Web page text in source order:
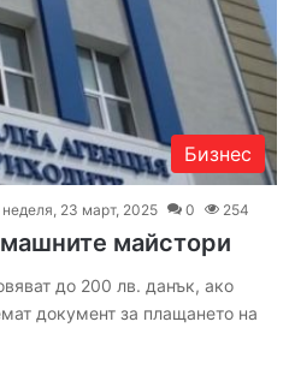
Бизнес
неделя, 23 март, 2025 0 254
майстори
до 200 лв. данък, ако
документ за плащането на